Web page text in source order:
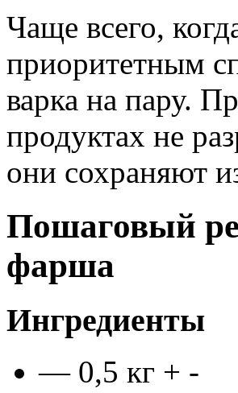
Чаще всего,
приоритетным
варка на пару.
продуктах не
они сохраняют
Пошаговый
фарша
Ингредиенты
— 0,5 кг + -